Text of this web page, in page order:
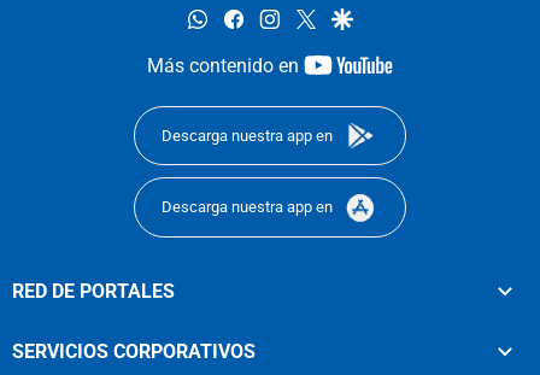
whatsappfacebookinstagram
twittergoogle
Más contenido en
youtube-
Descarga nuestra app en
Descarga nuestra app en
RED DE PORTALES
SERVICIOS CORPORATIVOS